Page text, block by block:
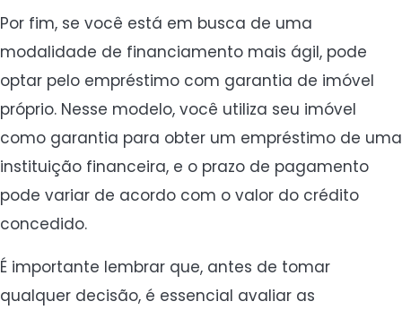
Por fim, se você está em busca de uma
modalidade de financiamento mais ágil, pode
optar pelo empréstimo com garantia de imóvel
próprio. Nesse modelo, você utiliza seu imóvel
como garantia para obter um empréstimo de uma
instituição financeira, e o prazo de pagamento
pode variar de acordo com o valor do crédito
concedido.
É importante lembrar que, antes de tomar
qualquer decisão, é essencial avaliar as